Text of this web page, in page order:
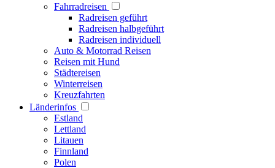
Fahrradreisen
Radreisen geführt
Radreisen halbgeführt
Radreisen individuell
Auto & Motorrad Reisen
Reisen mit Hund
Städtereisen
Winterreisen
Kreuzfahrten
Länderinfos
Estland
Lettland
Litauen
Finnland
Polen